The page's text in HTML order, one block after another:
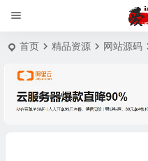
首页 精品资源 网站源码